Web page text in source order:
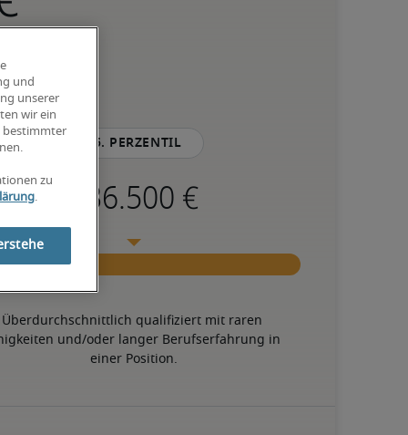
75. Perzentil
Überdurchschnittlich qualifiziert mit raren
und/oder langer Berufserfahrung in
einer Position.
und
unserer
wir ein
bestimmter
zu
.